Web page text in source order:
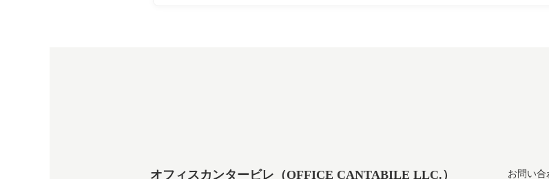
オフィスカンタービレ（OFFICE CANTABILE LLC.） お問い合